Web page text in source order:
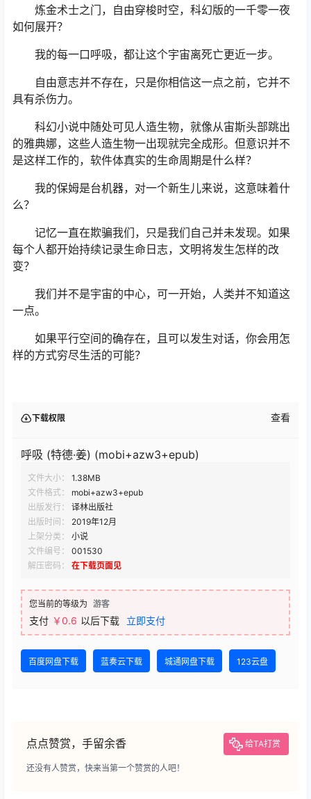
炼金术士之门，自由穿梭时空，科幻版的一千零一夜
如何展开？
我的每一口呼吸，都让这个宇宙离死亡更近一步。
自由意志并不存在，只是你相信这一点之前，它并不
具有杀伤力。
科幻小说中随处可见人造生物，就像从宙斯头部跳出
的雅典娜，这些人造生物一出现就完全成形。但意识并不
是这样工作的，软件体真实的生命周期是什么样？
我的保姆是台机器，对一个新生儿来说，这意味着什
么？
记忆一直在欺骗我们，只是我们自己并未发现。如果
每个人都开始持续记录生命日志，文明将发生怎样的改
变？
我们并不是宇宙的中心，可一开始，人类并不知道这
一点。
如果平行空间的确存在，且可以发生对话，你会用怎
样的方式穷尽生活的可能？
下载权限 查看
呼吸 (特德·姜) (mobi+azw3+epub)
文件大小：
1.38MB
文件格式：
mobi+azw3+epub
出版发行：
译林出版社
出版时间：
2019年12月
上架分类：
小说
文件编号：
001530
解压密码：
在下载页面见
您当前的等级为 游客
支付 ￥0.6 以后下载 立即支付
百度网盘下载 蓝奏云下载 城通网盘下载 123云盘
点点赞赏，手留余香 给TA打赏
还没有人赞赏，快来当第一个赞赏的人吧！